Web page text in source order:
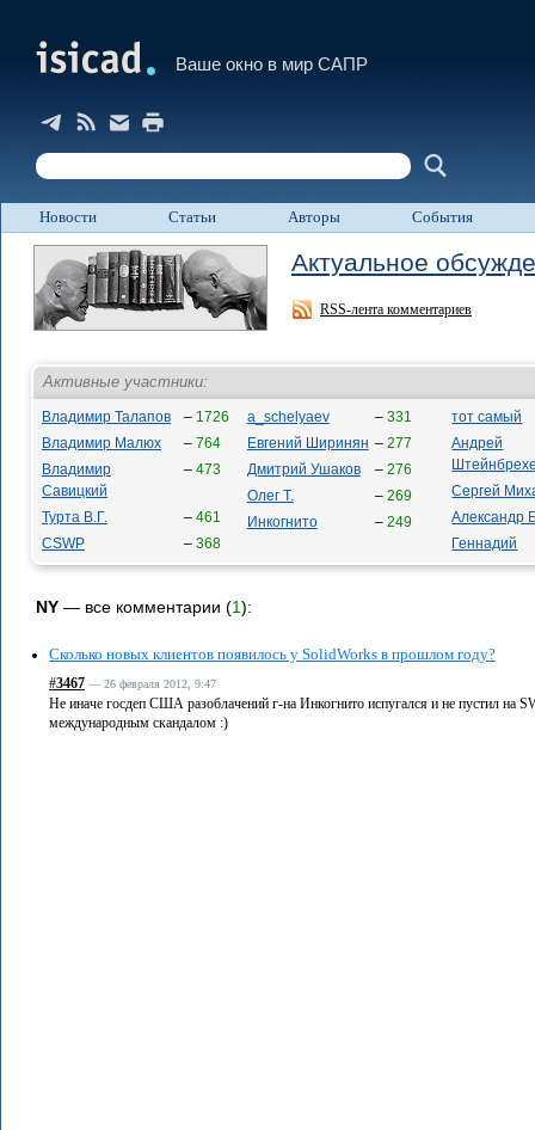
Ваше окно в мир САПР
Новости Статьи Авторы События
Актуальное
RSS-лента комментариев
Активные участники:
Владимир Талапов – 1726
Владимир Малюх
– 764
Владимир
Савицкий
– 473
Турта В.Г. – 461
CSWP
– 368
a_schelyaev – 331
Евгений Ширинян – 277
Дмитрий Ушаков
– 276
Олег Т.
– 269
Инкогнито
– 249
тот самый
Андрей
Сергей
Александр
Геннадий
NY — все комментарии (1):
Сколько новых клиентов появилось у SolidWorks в прошлом году?
#3467 — 26 февраля 2012, 9:47
Не иначе госдеп США разоблачений г-на Инкогнито испугался и не пустил на
международным скандалом :)